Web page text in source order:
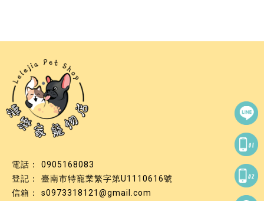
0905168083
臺南市特寵業繁字第U1110616號
s0973318121@gmail.com